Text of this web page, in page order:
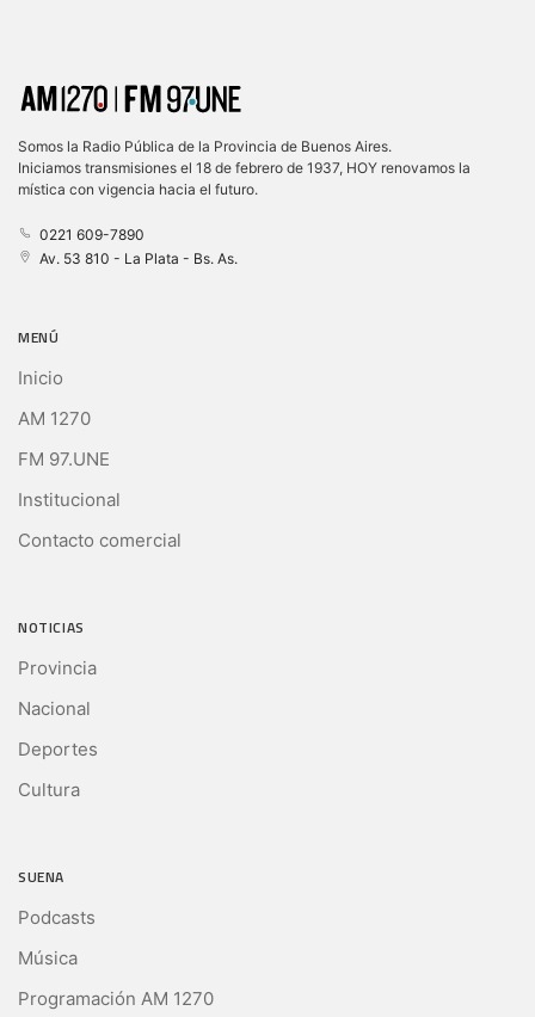
Somos la Radio Pública de la Provincia de Buenos Aires.
Iniciamos transmisiones el 18 de febrero de 1937, HOY renovamos la
mística con vigencia hacia el futuro.
0221 609-7890
Av. 53 810 - La Plata - Bs. As.
MENÚ
Inicio
AM 1270
FM 97.UNE
Institucional
Contacto comercial
NOTICIAS
Provincia
Nacional
Deportes
Cultura
SUENA
Podcasts
Música
Programación AM 1270